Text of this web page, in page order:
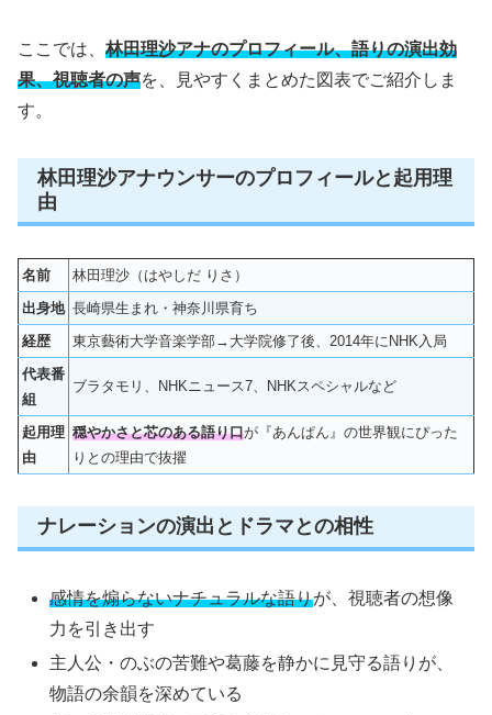
ここでは、 林田理沙アナのプロフィール、語りの演出効
果、視聴者の声を、見やすくまとめた図表でご紹介しま
す。
林田理沙アナウンサーのプロフィールと起用理
由
名前
林田理沙（はやしだ りさ）
出身地 長崎県生まれ・神奈川県育ち
経歴
東京藝術大学音楽学部→大学院修了後、2014年にNHK入局
代表番
組
ブラタモリ、NHKニュース7、NHKスペシャルなど
起用理
由
穏やかさと芯のある語り口が『あんぱん』の世界観にぴった
りとの理由で抜擢
ナレーションの演出とドラマとの相性
感情を煽らないナチュラルな語りが、視聴者の想像
力を引き出す
主人公・のぶの苦難や葛藤を静かに見守る語りが、
物語の余韻を深めている